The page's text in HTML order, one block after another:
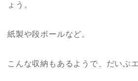
ょう。
紙製や段ボールなど。
こんな収納もあるようで、だいぶ